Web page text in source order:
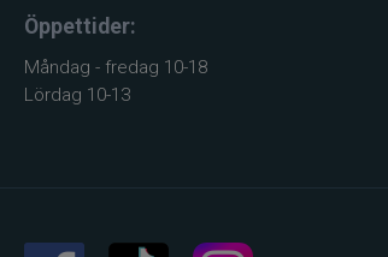
Öppettider:
Måndag - fredag 10-18
Lördag 10-13